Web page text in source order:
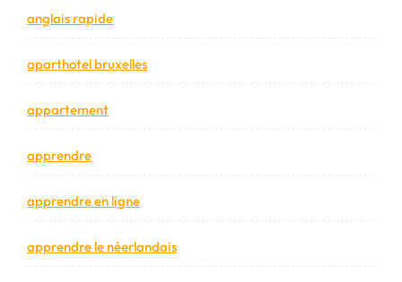
anglais rapide
aparthotel bruxelles
appartement
apprendre
apprendre en ligne
apprendre le néerlandais